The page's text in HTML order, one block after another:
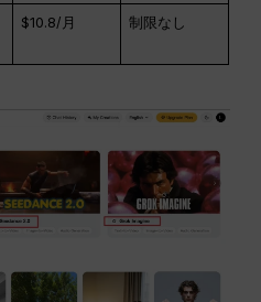
$10.8/月 制限なし